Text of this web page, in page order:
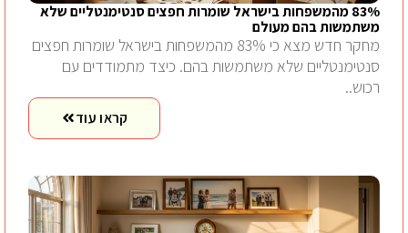
83% מהמשפחות בישראל שומרות חפצים סנטימנטליים שלא
משתמשות בהם מעולם
מחקר חדש מצא כי 83% מהמשפחות בישראל שומרות חפצים
סנטימנטליים שלא משתמשות בהם. כיצד מתמודדים עם
רכוש..
קראו עוד